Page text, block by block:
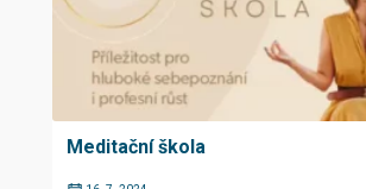
Meditační škola